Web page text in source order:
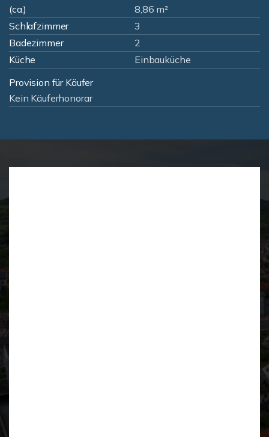
(ca.)
8,86 m²
Schlafzimmer
3
Badezimmer
2
Küche
Einbauküche
Provision für Käufer
Kein Käuferhonorar